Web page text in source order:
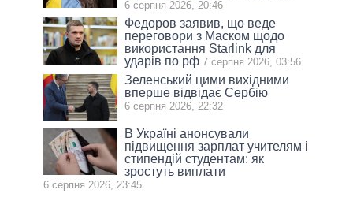
6 серпня 2026, 20:46
Федоров заявив, що веде
переговори з Маском щодо
використання Starlink для
ударів по рф 7 серпня 2026, 03:56
Зеленський цими вихідними
вперше відвідає Сербію
6 серпня 2026, 22:32
В Україні анонсували
підвищення зарплат учителям і
стипендій студентам: як
зростуть виплати
6 серпня 2026, 23:45